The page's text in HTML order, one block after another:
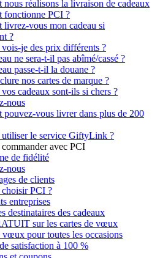
nous réalisons la livraison de cadeaux
fonctionne PCI ?
livrez-vous mon cadeau si
?
je des prix différents ?
ne sera-t-il pas abîmé/cassé ?
passe-t-il la douane ?
nos cartes de marque ?
cadeaux sont-ils si chers ?
nous
pouvez-vous livrer dans plus de 200
le service GiftyLink ?
avec PCI
de fidélité
nous
de clients
PCI ?
entreprises
destinataires des cadeaux
sur les cartes de vœux
vœux pour toutes les occasions
satisfaction à 100 %